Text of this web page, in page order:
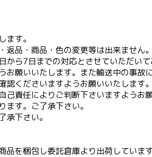
す。
品・商品・色の変更等は出来ません
ら7日までの対応とさせていただい
願いいたします。また輸送中の事
くださいますようお願いいたします。
責任によりご判断下さいますようお
す。ご了承下さい。
下さい。
を梱包し委託倉庫より出荷してい